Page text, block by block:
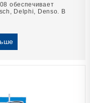
обеспечивает
Delphi, Denso. В